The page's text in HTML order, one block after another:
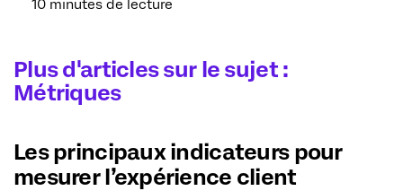
10 minutes de lecture
Plus d'articles sur le sujet :
Métriques
Les principaux indicateurs pour
mesurer l’expérience client